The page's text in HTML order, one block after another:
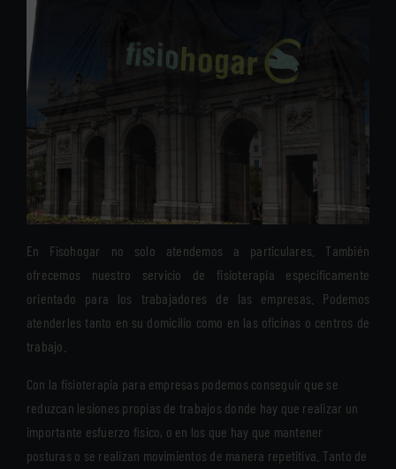
En Fisohogar no solo atendemos a particulares. También
ofrecemos nuestro servicio de fisioterapia específicamente
orientado para los trabajadores de las empresas. Podemos
atenderles tanto en su domicilio como en las oficinas o centros de
trabajo.
Con la fisioterapia para empresas podemos conseguir que se
reduzcan lesiones propias de trabajos donde hay que realizar un
importante esfuerzo físico, o en los que hay que mantener
posturas o se realizan movimientos de manera repetitiva. Tanto de